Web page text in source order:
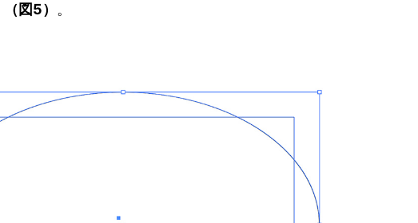
（図5） 。